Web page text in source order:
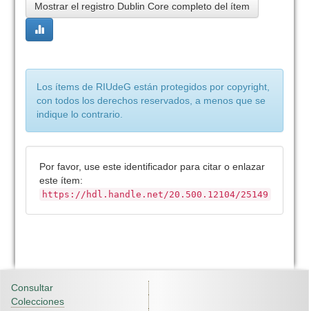
Mostrar el registro Dublin Core completo del ítem
Los ítems de RIUdeG están protegidos por copyright,
con todos los derechos reservados, a menos que se
indique lo contrario.
Por favor, use este identificador para citar o enlazar
este ítem:
https://hdl.handle.net/20.500.12104/25149
Consultar
Colecciones